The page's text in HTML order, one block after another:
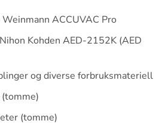
ACCUVAC Pro
Kohden AED-2152K (AED
og diverse forbruksmateriell
(tomme)